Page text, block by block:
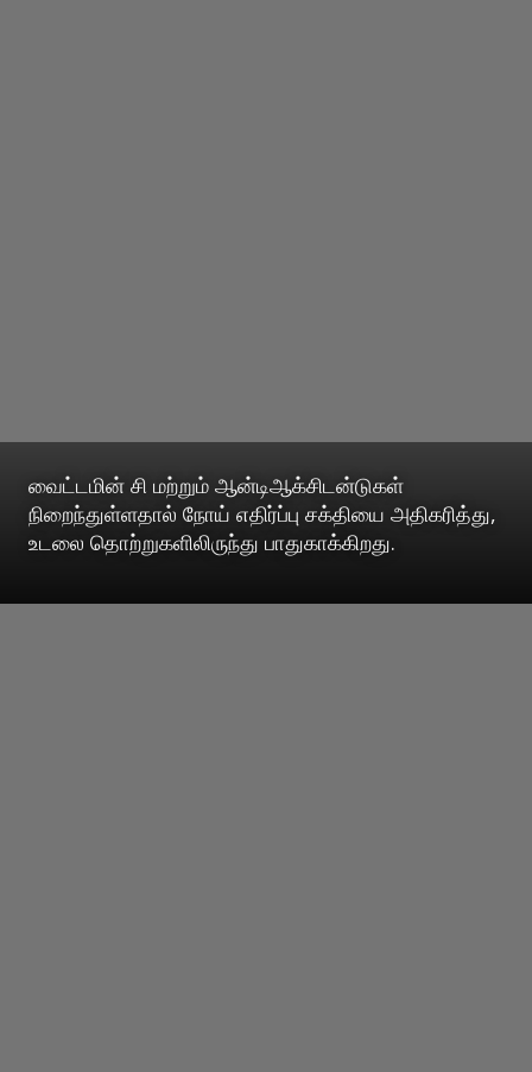
வைட்டமின் சி மற்றும் ஆன்டிஆக்சிடன்டுகள்
நிறைந்துள்ளதால் நோய் எதிர்ப்பு சக்தியை அதிகரித்து,
உடலை தொற்றுகளிலிருந்து பாதுகாக்கிறது.